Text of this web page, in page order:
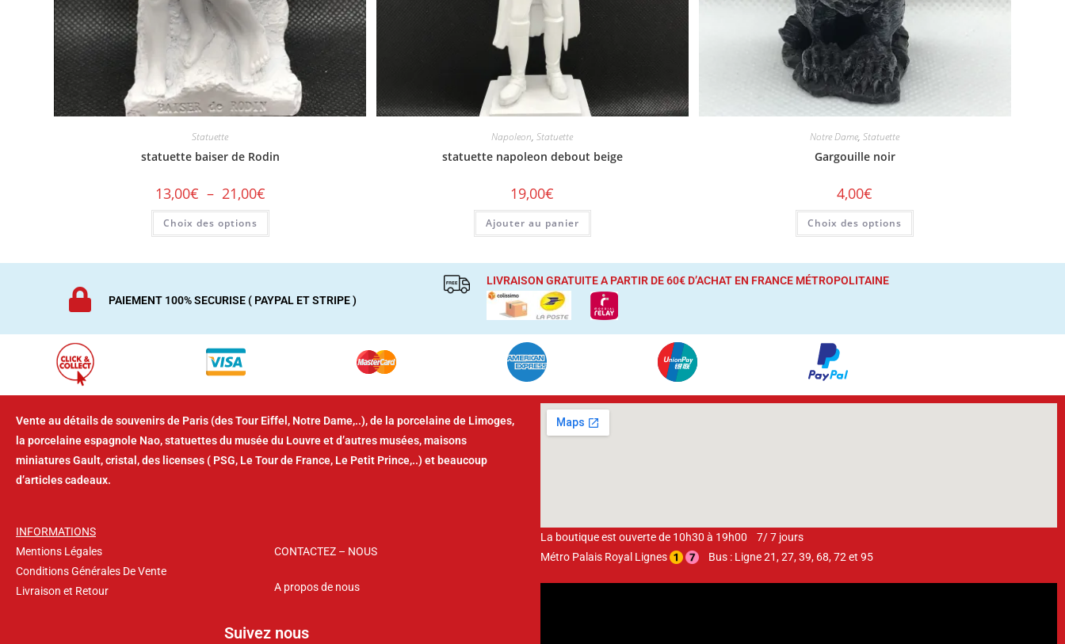
Statuette
statuette baiser de Rodin
13,00€ – 21,00€
Choix des options
Napoleon,Statuette
statuette napoleon debout beige
19,00€
Ajouter au panier
Notre Dame,Statuette
Gargouille noir
4,00€
Choix des options
PAIEMENT 100% SECURISE ( PAYPAL ET STRIPE )
LIVRAISON GRATUITE A PARTIR DE 60€ D’ACHAT EN FRANCE MÉTROPOLITAINE
Vente au détails de souvenirs de Paris (des Tour Eiffel, Notre Dame,..), de la porcelaine de Limoges,
la porcelaine espagnole Nao, statuettes du musée du Louvre et d’autres musées, maisons
miniatures Gault, cristal, des licenses ( PSG, Le Tour de France, Le Petit Prince,..) et beaucoup
d’articles cadeaux.
INFORMATIONS
Mentions Légales
Conditions Générales De Vente
Livraison et Retour
CONTACTEZ – NOUS
A propos de nous
Suivez nous
La boutique est ouverte de 10h30 à 19h00 7/ 7 jours
Métro Palais Royal Lignes
Bus : Ligne 21, 27, 39, 68, 72 et 95